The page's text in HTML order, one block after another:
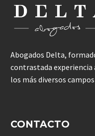
Abogados Delta,
contrastada experiencia
los más diversos
CONTACTO